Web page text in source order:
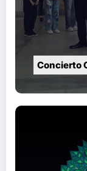
Concierto